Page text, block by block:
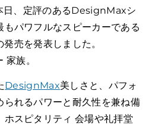
日、定評のあるDesignMaxシ
もパワフルなスピーカーである
発売を発表しました。
族。
DesignMax美しさと、パフォ
られるパワーと耐久性を兼ね備
ホスピタリティ 会場や礼拝堂